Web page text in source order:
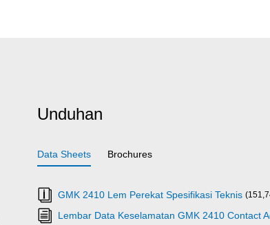
Unduhan
Data Sheets Brochures
GMK 2410 Lem Perekat Spesifikasi Teknis
Lembar Data Keselamatan GMK 2410 Contact